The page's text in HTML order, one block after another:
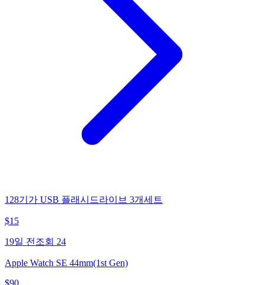
128기가 USB 플래시드라이브 3개세트
$15
19일 전 조회 24
Apple Watch SE 44mm(1st Gen)
$90